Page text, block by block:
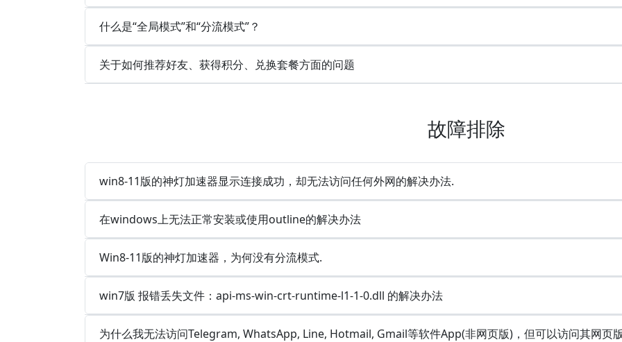
什么是“全局模式”和“分流模式”？
关于如何推荐好友、获得积分、兑换套餐方面的问题
故障排除
win8-11版的神灯加速器显示连接成功，却无法访问任何外网的解决办法.
在windows上无法正常安装或使用outline的解决办法
Win8-11版的神灯加速器，为何没有分流模式.
win7版 报错丢失文件：api-ms-win-crt-runtime-l1-1-0.dll 的解决办法
为什么我无法访问Telegram, WhatsApp, Line, Hotmail, Gmail等软件App(非网页版)，但可以访问其网页